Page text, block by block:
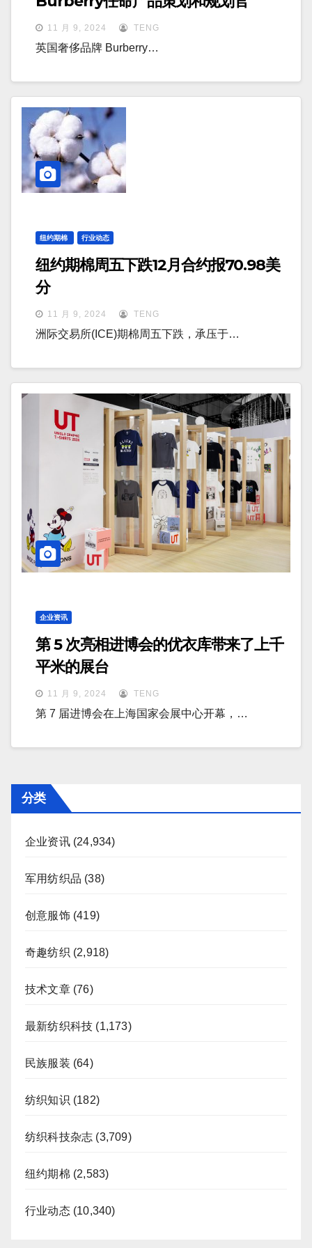
11 月 9, 2024 TENG
英国奢侈品牌 Burberry…
纽约期棉 行业动态
纽约期棉周五下跌12月合约报70.98美
分
11 月 9, 2024 TENG
洲际交易所(ICE)期棉周五下跌，承压于…
企业资讯
第 5 次亮相进博会的优衣库带来了上千
平米的展台
11 月 9, 2024 TENG
第 7 届进博会在上海国家会展中心开幕，…
分类
企业资讯(24,934)
军用纺织品 (38)
创意服饰(419)
奇趣纺织 (2,918)
技术文章(76)
最新纺织科技 (1,173)
民族服装 (64)
纺织知识 (182)
纺织科技杂志 (3,709)
纽约期棉 (2,583)
行业动态(10,340)